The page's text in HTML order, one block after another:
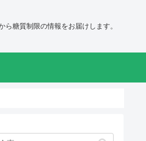
糖質制限の情報をお届けします。